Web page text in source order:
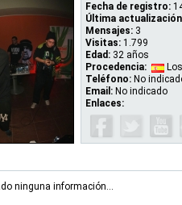
Fecha de registro:
Última
Mensajes: 3
Visitas: 1.799
Edad: 32 años
Procedencia:
Teléfono: No
Email: No indicado
Enlaces:
ninguna información...